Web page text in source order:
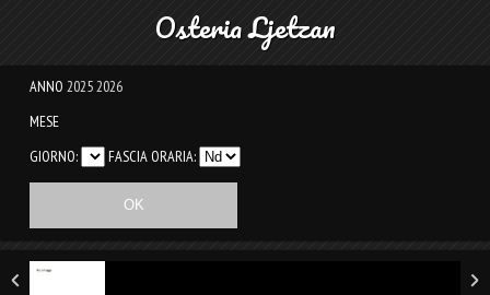
Osteria Ljetzan
ANNO 20252026
MESE
GIORNO:
FASCIA ORARIA: